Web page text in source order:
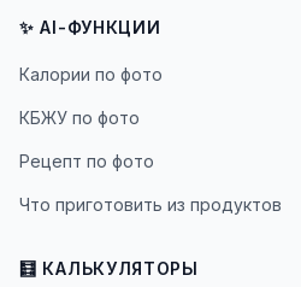
✨ AI-ФУНКЦИИ
Калории по фото
КБЖУ по фото
Рецепт по фото
Что приготовить из продуктов
🧮 КАЛЬКУЛЯТОРЫ